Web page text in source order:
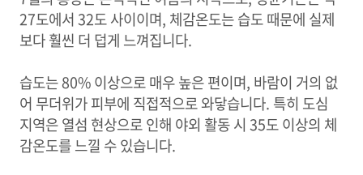
27도에서 32도 사이이며, 체감온도는 습도 때문에 실제
보다 훨씬 더 덥게 느껴집니다.
습도는 80% 이상으로 매우 높은 편이며, 바람이 거의 없
어 무더위가 피부에 직접적으로 와닿습니다. 특히 도심
지역은 열섬 현상으로 인해 야외 활동 시 35도 이상의 체
감온도를 느낄 수 있습니다.